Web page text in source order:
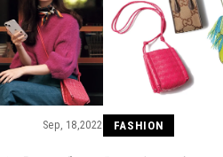
Sep, 18,2022 FASHION